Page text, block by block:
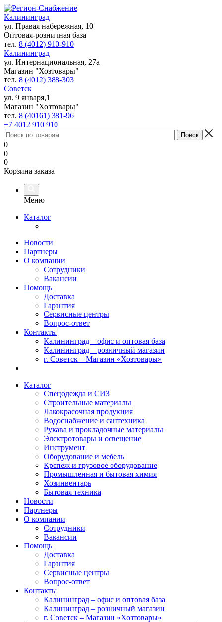
Калининград
ул. Правая набережная, 10
Оптовая-розничная база
тел. 8 (4012) 910-910
Калининград
ул. Интернациональная, 27а
Магазин "Хозтовары"
тел. 8 (4012) 388-303
Советск
ул. 9 января,1
Магазин "Хозтовары"
тел. 8 (40161) 381-96
+7 4012 910 910
0
0
0
Корзина заказа
Меню
Каталог
Новости
Партнеры
О компании
Сотрудники
Вакансии
Помощь
Доставка
Гарантия
Сервисные центры
Вопрос-ответ
Контакты
Калининград – офис и оптовая база
Калининград – розничный магазин
г. Советск – Магазин «Хозтовары»
Каталог
Спецодежда и СИЗ
Строительные материалы
Лакокрасочная продукция
Водоснабжение и сантехника
Рукава и прокладочные материалы
Электротовары и освещение
Инструмент
Оборудование и мебель
Крепеж и грузовое оборудование
Промышленная и бытовая химия
Хозинвентарь
Бытовая техника
Новости
Партнеры
О компании
Сотрудники
Вакансии
Помощь
Доставка
Гарантия
Сервисные центры
Вопрос-ответ
Контакты
Калининград – офис и оптовая база
Калининград – розничный магазин
г. Советск – Магазин «Хозтовары»